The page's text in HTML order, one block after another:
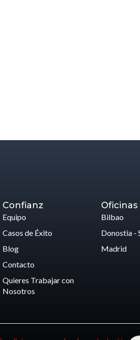
Confianz
Equipo
Casos de Éxito
Blog
Contacto
Quieres Trabajar con
Nosotros
Oficinas
Bilbao
Donostia -
Madrid